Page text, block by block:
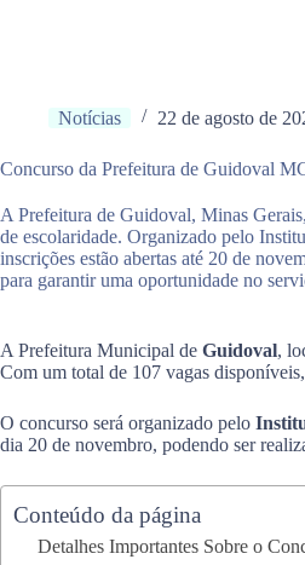
Notícias 22 de agosto de
Concurso da Prefeitura de Guidoval
A Prefeitura de Guidoval, Minas
de escolaridade. Organizado pelo
inscrições estão abertas até 20 de
para garantir uma oportunidade no
A Prefeitura Municipal de Guidoval,
Com um total de 107 vagas
O concurso será organizado pelo
dia 20 de novembro, podendo ser
Conteúdo da página
Detalhes Importantes Sobre o